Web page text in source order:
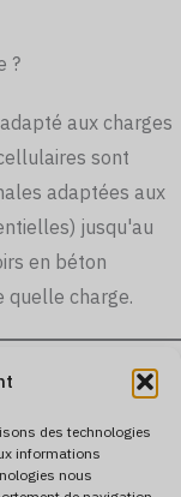
des technologies
informations
nous
?
aux charges
sont
adaptées aux
jusqu'au
en béton
quelle charge.
fondamentale
urbains